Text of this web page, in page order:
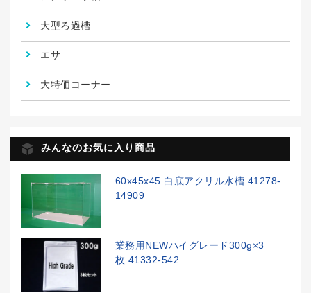
大型ろ過槽
エサ
大特価コーナー
みんなのお気に入り商品
60x45x45 白底アクリル水槽 41278-
14909
業務用NEWハイグレード300g×3
枚 41332-542